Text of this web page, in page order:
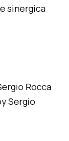
sinergica